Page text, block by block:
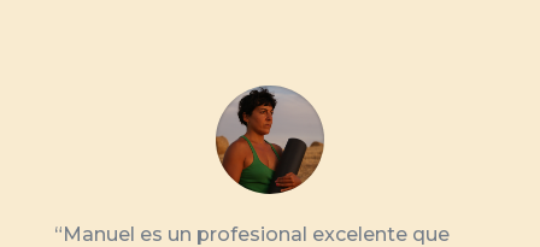
“Manuel es un profesional excelente que